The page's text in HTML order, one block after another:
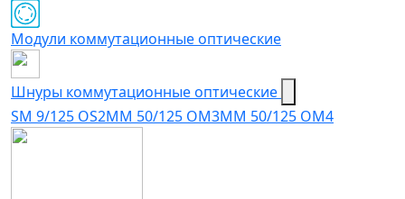
Модули коммутационные оптические
Шнуры коммутационные оптические
SM 9/125 OS2MM 50/125 OM3MM 50/125 OM4